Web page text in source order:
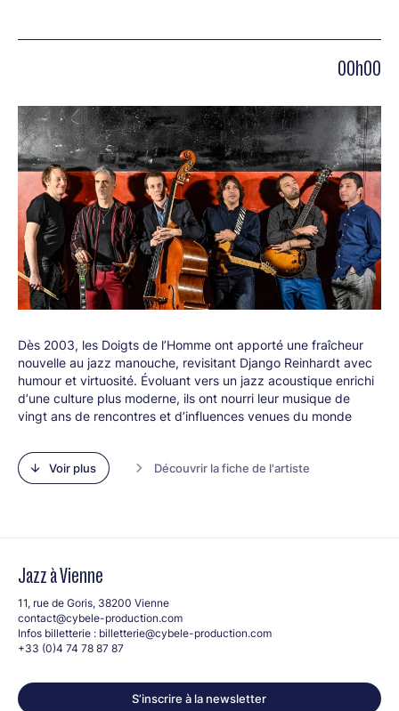
00h00
Dès 2003, les Doigts de lʼHomme ont apporté une fraîcheur
nouvelle au jazz manouche, revisitant Django Reinhardt avec
humour et virtuosité. Évoluant vers un jazz acoustique enrichi
dʼune culture plus moderne, ils ont nourri leur musique de
vingt ans de rencontres et dʼinfluences venues du monde
double-album anniversaire
dévoile 1001 nuances dʼimprovisation et de métissage. Leur
complicité éclatera dans un set électrique, révélant sans
Yannick Alcocer (guitare)
Tanguy Blum (contrebasse)
Nazim Aliouche (percussions)
Pierre Rettien (batterie)
Voir plus Découvrir la fiche de l'artiste
Jazz à Vienne
11, rue de Goris, 38200 Vienne
contact@cybele-production.com
Infos billetterie : billetterie@cybele-production.com
+33 (0)4 74 78 87 87
S’inscrire à la newsletter